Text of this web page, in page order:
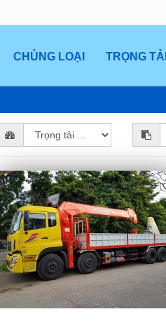
CHỦNG LOẠI TRỌNG TẢI